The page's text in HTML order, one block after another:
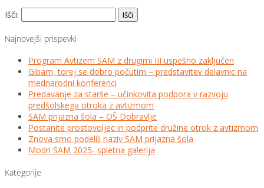
Išči:
Najnovejši prispevki
Program Avtizem SAM z drugimi III uspešno zaključen
Gibam, torej se dobro počutim – predstavitev delavnic na
mednarodni konferenci
Predavanje za starše – učinkovita podpora v razvoju
predšolskega otroka z avtizmom
SAM prijazna šola – OŠ Dobravlje
Postanite prostovoljec in podprite družine otrok z avtizmom
Znova smo podelili naziv SAM prijazna šola
Modri SAM 2025- spletna galerija
Kategorije